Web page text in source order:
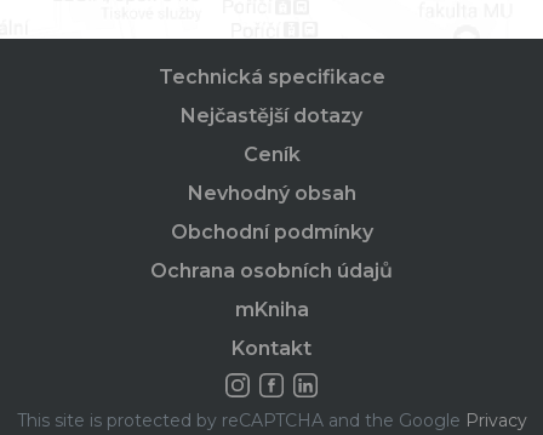
Technická specifikace
Nejčastější dotazy
Ceník
Nevhodný obsah
Obchodní podmínky
Ochrana osobních údajů
mKniha
Kontakt
This site is protected by reCAPTCHA and the Google Privacy